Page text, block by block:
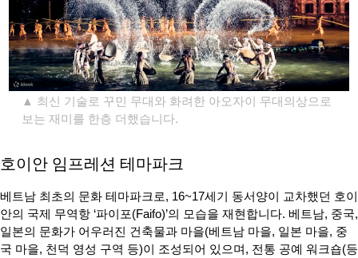
▲ 최신 기술로 꾸민 무대와 화려한 아오자이 무대의상으로
보는 재미를 한층 더했습니다.
호이안 임프레션 테마파크
베트남 최초의 문화 테마파크로, 16~17세기 동서양이 교차했던 호이
안의 국제 무역항 ‘파이포(Faifo)’의 모습을 재현합니다. 베트남, 중국,
일본의 문화가 어우러진 건축물과 마을(베트남 마을, 일본 마을, 중
국 마을, 천덕 영성 구역 등)이 조성되어 있으며, 전통 공예 워크숍(등